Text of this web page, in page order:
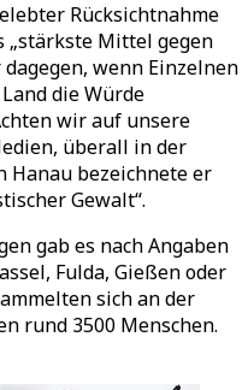
Rücksichtnahme
„stärkste Mittel gegen
dagegen, wenn Einzelnen
die Würde
wir auf unsere
überall in der
Hanau bezeichnete er
Gewalt“.
gab es nach Angaben
Fulda, Gießen oder
sich an der
rund 3500 Menschen.